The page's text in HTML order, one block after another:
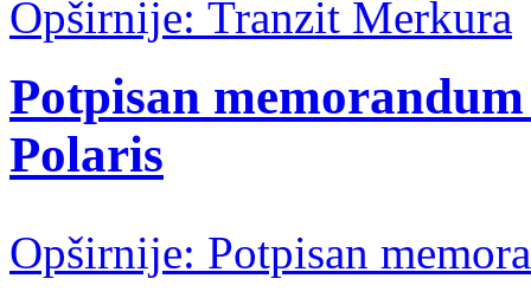
Opširnije: Tranzit Merkura
Potpisan
Polaris
Opširnije: Potpisan